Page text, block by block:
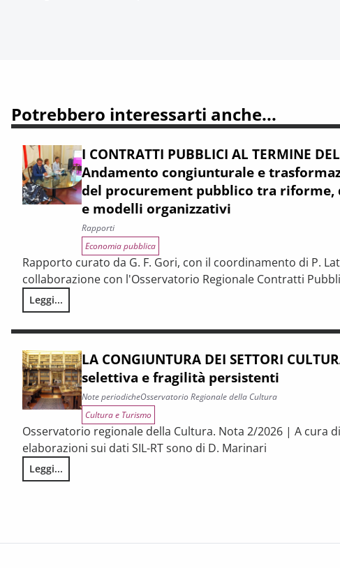
Potrebbero interessarti anche...
I CONTRATTI PUBBLICI AL TERMINE
Andamento congiunturale e
del procurement pubblico tra riforme,
e modelli organizzativi
Rapporti
Economia pubblica
Rapporto curato da G. F. Gori, con il coordinamento di P.
collaborazione con l'Osservatorio Regionale Contratti
Leggi...
I CONTRATTI PUBBLICI AL TERMINE DEL PNRR –
LA CONGIUNTURA DEI SETTORI
selettiva e fragilità persistenti
Note periodicheOsservatorio Regionale della Cultura
Cultura e Turismo
Osservatorio regionale della Cultura. Nota 2/2026 | A cura
elaborazioni sui dati SIL-RT sono di D. Marinari
Leggi...
LA CONGIUNTURA DEI SETTORI CULTURALI. Ripresa selettiva e